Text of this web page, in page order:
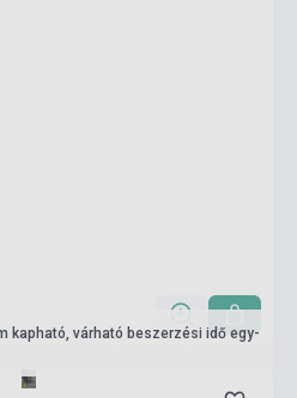
kapható, várható beszerzési idő egy-